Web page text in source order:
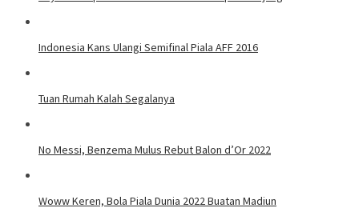
Indonesia Kans Ulangi Semifinal Piala AFF 2016
Tuan Rumah Kalah Segalanya
No Messi, Benzema Mulus Rebut Balon d’Or 2022
Woww Keren, Bola Piala Dunia 2022 Buatan Madiun